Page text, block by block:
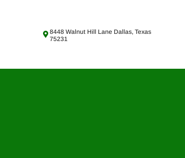
8448 Walnut Hill Lane Dallas, Texas
75231